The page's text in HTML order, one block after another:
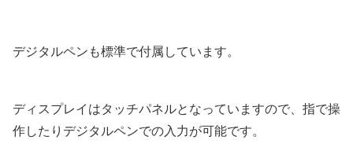
デジタルペンも標準で付属しています。
ディスプレイはタッチパネルとなっていますので、指で操
作したりデジタルペンでの入力が可能です。